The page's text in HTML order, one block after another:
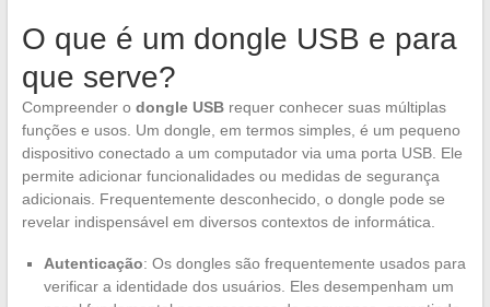
O que é um dongle USB e para
que serve?
Compreender o dongle USBrequer conhecer suas múltiplas
funções e usos. Um dongle, em termos simples, é um pequeno
dispositivo conectado a um computador via uma porta USB. Ele
permite adicionar funcionalidades ou medidas de segurança
adicionais. Frequentemente desconhecido, o dongle pode se
revelar indispensável em diversos contextos de informática.
Autenticação: Os dongles são frequentemente usados para
verificar a identidade dos usuários. Eles desempenham um